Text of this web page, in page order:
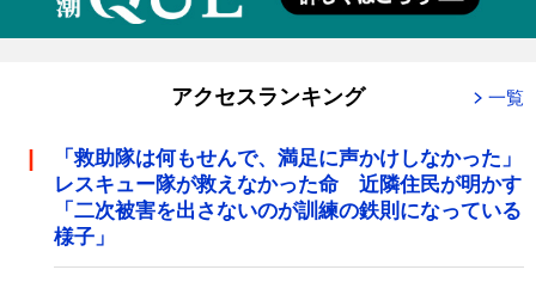
アクセスランキング 一覧
「救助隊は何もせんで、満足に声かけしなかった」
レスキュー隊が救えなかった命 近隣住民が明かす
「二次被害を出さないのが訓練の鉄則になっている
様子」